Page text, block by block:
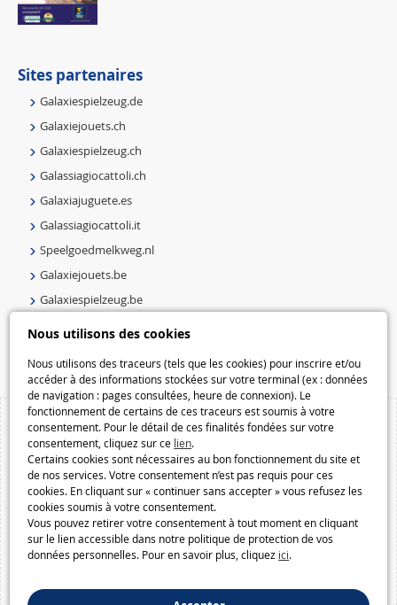
Nous utilisons des cookies
Nous utilisons des traceurs (tels que les cookies) pour inscrire et/ou
accéder à des informations stockées sur votre terminal (ex : données
de navigation : pages consultées, heure de connexion). Le
fonctionnement de certains de ces traceurs est soumis à votre
consentement. Pour le détail de ces finalités fondées sur votre
consentement, cliquez sur ce lien.
Certains cookies sont nécessaires au bon fonctionnement du site et
de nos services. Votre consentement n’est pas requis pour ces
cookies. En cliquant sur « continuer sans accepter » vous refusez les
cookies soumis à votre consentement.
Vous pouvez retirer votre consentement à tout moment en cliquant
sur le lien accessible dans notre politique de protection de vos
données personnelles. Pour en savoir plus, cliquez ici.
Sites partenaires
Galaxiespielzeug.de
Galaxiejouets.ch
Galaxiespielzeug.ch
Galassiagiocattoli.ch
Galaxiajuguete.es
Galassiagiocattoli.it
Speelgoedmelkweg.nl
Galaxiejouets.be
Galaxiespielzeug.be